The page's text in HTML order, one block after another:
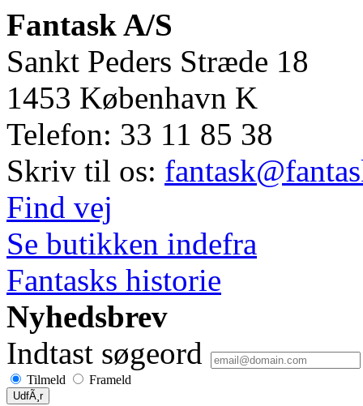
Fantask A/S
Sankt Peders Stræde 18
1453 København K
Telefon: 33 11 85 38
Skriv til os:
Find vej
Se butikken indefra
Fantasks historie
Nyhedsbrev
Indtast søgeord
Tilmeld Frameld
UdfÃ¸r